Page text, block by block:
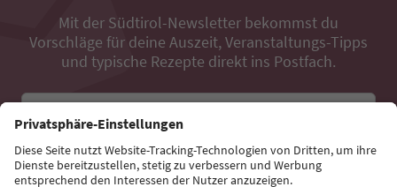
Mit der Südtirol-Newsletter bekommst du
Vorschläge für deine Auszeit, Veranstaltungs-Tipps
und typische Rezepte direkt ins Postfach.
Jetzt anmelden